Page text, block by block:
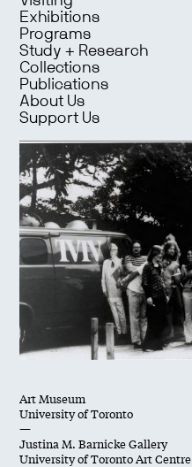
Exhibitions
Programs
Study + Research
Collections
Publications
About Us
Support Us
Art Museum
University of Toronto
—
Justina M. Barnicke Gallery
University of Toronto Art Centre